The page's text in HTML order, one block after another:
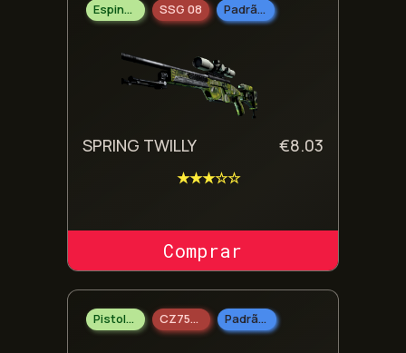
Espingarda SSG 08 Padrão Militar
SPRING TWILLY €8.03
★★★☆☆
COMPRAR SKIN
Pistolas CZ75-Auto Padrão Doméstico